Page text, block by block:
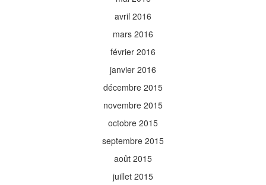
avril 2016
mars 2016
février 2016
janvier 2016
décembre 2015
novembre 2015
octobre 2015
septembre 2015
août 2015
juillet 2015